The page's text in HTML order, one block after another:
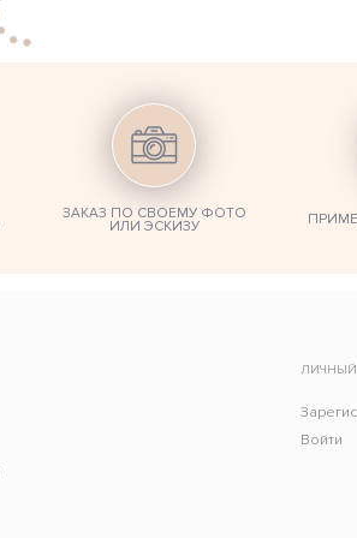
ЗАКАЗ ПО СВОЕМУ ФОТО
ИЛИ ЭСКИЗУ
ЛИЧНЫЙ
Войти